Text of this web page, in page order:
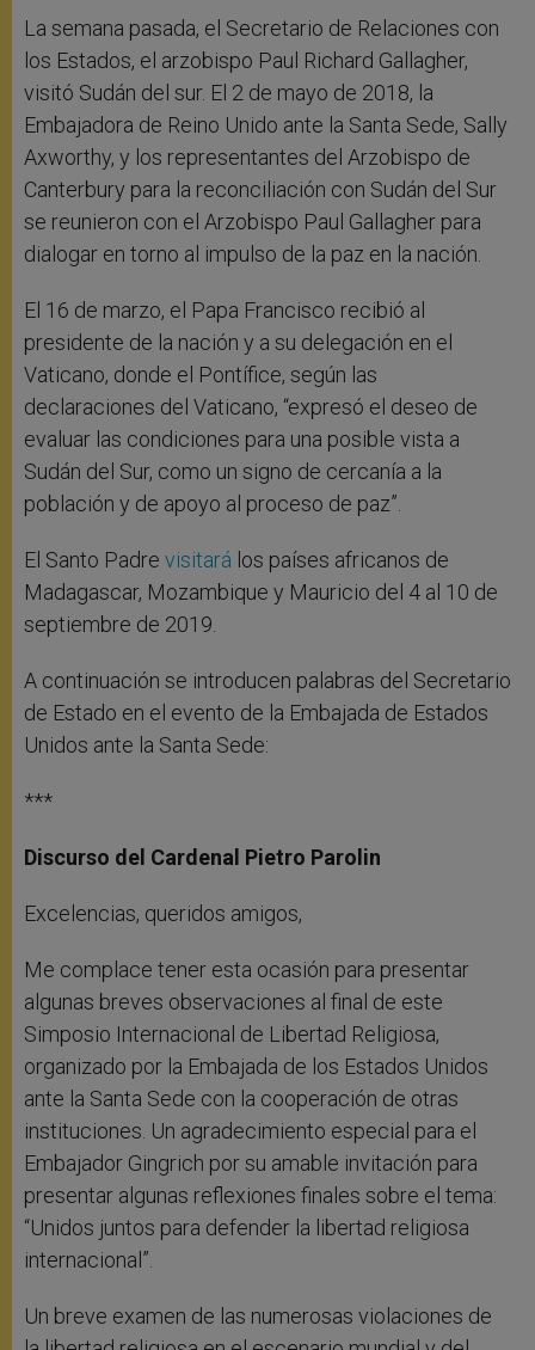
La semana pasada, el Secretario de Relaciones con
los Estados, el arzobispo Paul Richard Gallagher,
visitó Sudán del sur. El 2 de mayo de 2018, la
Embajadora de Reino Unido ante la Santa Sede, Sally
Axworthy, y los representantes del Arzobispo de
Canterbury para la reconciliación con Sudán del Sur
se reunieron con el Arzobispo Paul Gallagher para
dialogar en torno al impulso de la paz en la nación.
El 16 de marzo, el Papa Francisco recibió al
presidente de la nación y a su delegación en el
Vaticano, donde el Pontífice, según las
declaraciones del Vaticano, “expresó el deseo de
evaluar las condiciones para una posible vista a
Sudán del Sur, como un signo de cercanía a la
población y de apoyo al proceso de paz”.
El Santo Padre visitará los países africanos de
Madagascar, Mozambique y Mauricio del 4 al 10 de
septiembre de 2019.
A continuación se introducen palabras del Secretario
de Estado en el evento de la Embajada de Estados
Unidos ante la Santa Sede:
***
Discurso del Cardenal Pietro Parolin
Excelencias, queridos amigos,
Me complace tener esta ocasión para presentar
algunas breves observaciones al final de este
Simposio Internacional de Libertad Religiosa,
organizado por la Embajada de los Estados Unidos
ante la Santa Sede con la cooperación de otras
instituciones. Un agradecimiento especial para el
Embajador Gingrich por su amable invitación para
presentar algunas reflexiones finales sobre el tema:
“Unidos juntos para defender la libertad religiosa
internacional”.
Un breve examen de las numerosas violaciones de